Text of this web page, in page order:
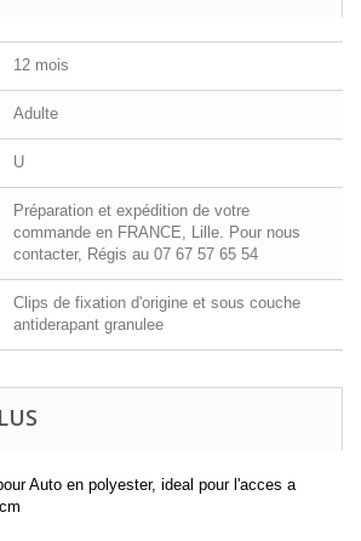
12 mois
Adulte
U
Préparation et expédition de votre
commande en FRANCE, Lille. Pour nous
contacter, Régis au 07 67 57 65 54
Clips de fixation d'origine et sous couche
antiderapant granulee
Auto en polyester, ideal pour l'acces a